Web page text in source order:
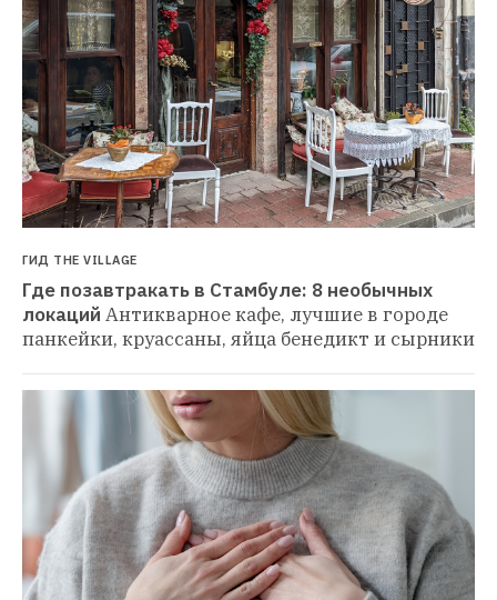
ГИД THE VILLAGE
Где позавтракать в Стамбуле: 8 необычных
локаций Антикварное кафе, лучшие в городе
панкейки, круассаны, яйца бенедикт и сырники